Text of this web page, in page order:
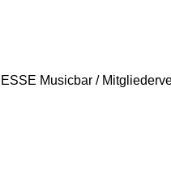
Musicbar /